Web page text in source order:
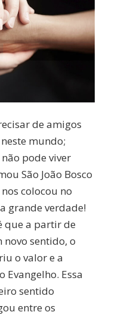
de amigos
mundo;
pode viver
São João Bosco
colocou no
grande verdade!
que a partir de
sentido, o
o valor e a
Essa
sentido
entre os